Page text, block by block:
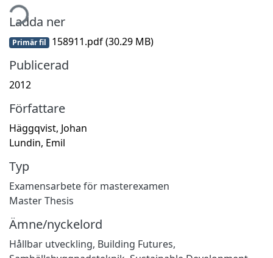
Ladda ner
Primär fil 158911.pdf(30.29 MB)
Publicerad
2012
Författare
Häggqvist, Johan
Lundin, Emil
Typ
Examensarbete för masterexamen
Master Thesis
Ämne/nyckelord
Hållbar utveckling, Building Futures,